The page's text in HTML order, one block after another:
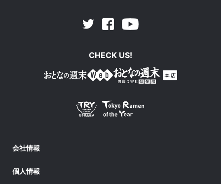
Twitter Facebook
CHECK US!
会社情報
個人情報